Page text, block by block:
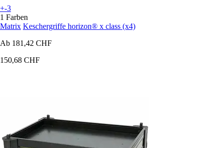
+-3
1 Farben
Matrix Keschergriffe horizon® x class (x4)
Ab 181,42 CHF
150,68 CHF